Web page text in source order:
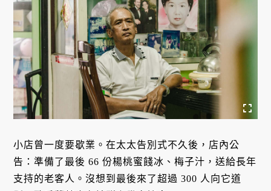
小店曾一度要歇業。在太太告別式不久後，店內公
告：準備了最後 66 份楊桃蜜餞冰、梅子汁，送給長年
支持的老客人。沒想到最後來了超過 300 人向它道